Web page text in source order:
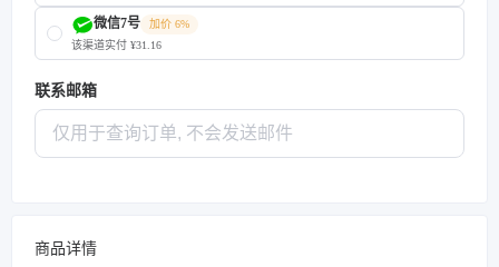
微信7号
加价 6%
该渠道实付 ¥31.16
联系邮箱
商品详情